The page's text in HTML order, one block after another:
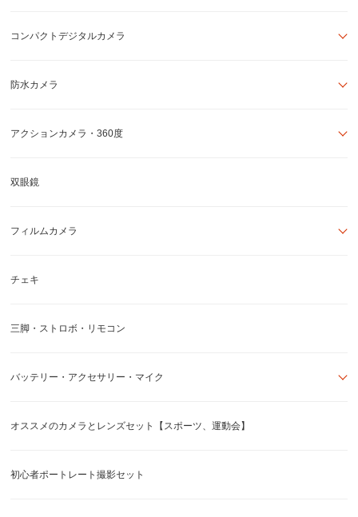
コンパクトデジタルカメラ
防水カメラ
アクションカメラ・360度
双眼鏡
フィルムカメラ
チェキ
三脚・ストロボ・リモコン
バッテリー・アクセサリー・マイク
オススメのカメラとレンズセット【スポーツ、運動会】
初心者ポートレート撮影セット